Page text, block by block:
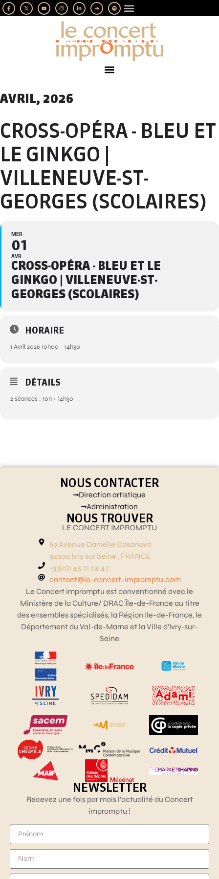
AVRIL, 2026
CROSS-OPÉRA - BLEU ET
LE GINKGO |
VILLENEUVE-ST-
GEORGES (SCOLAIRES)
MER
01
AVR
CROSS-OPÉRA - BLEU ET LE
GINKGO | VILLENEUVE-ST-
GEORGES (SCOLAIRES)
HORAIRE
1 Avril 2026 10h00 - 14h30
DÉTAILS
2 séances : 10h + 14h30
NOUS CONTACTER
Direction artistique
Administration
NOUS TROUVER
LE CONCERT IMPROMPTU
69 Avenue Danielle Casanova
94200 Ivry sur Seine , FRANCE
+33(0)1 45 21 04 47
contact@le-concert-impromptu.com
Le Concert impromptu est conventionné avec le
Ministère de la Culture/ DRAC Île-de-France au titre
des ensembles spécialisés, la Région Ile-de-France, le
Département du Val-de-Marne et la Ville d’Ivry-sur-
Seine
NEWSLETTER
Recevez une fois par mois l’actualité du Concert
impromptu !